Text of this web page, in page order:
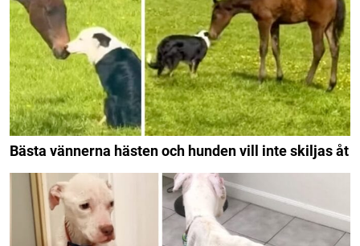
Bästa vännerna hästen och hunden vill inte skiljas åt